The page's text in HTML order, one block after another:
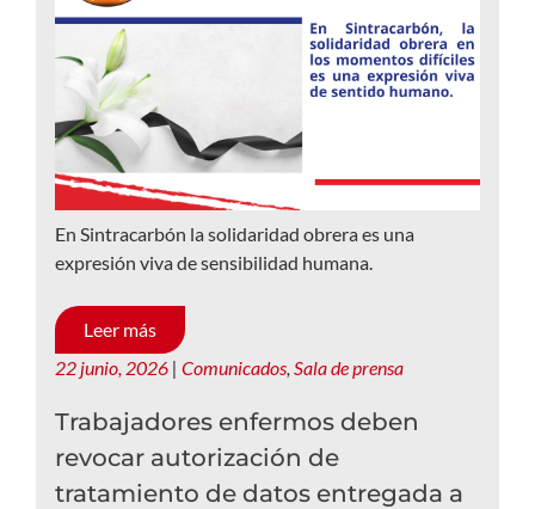
En Sintracarbón la solidaridad obrera es una
expresión viva de sensibilidad humana.
Leer más
22 junio, 2026 | Comunicados Sala de prensa
Trabajadores enfermos deben
revocar autorización de
tratamiento de datos entregada a